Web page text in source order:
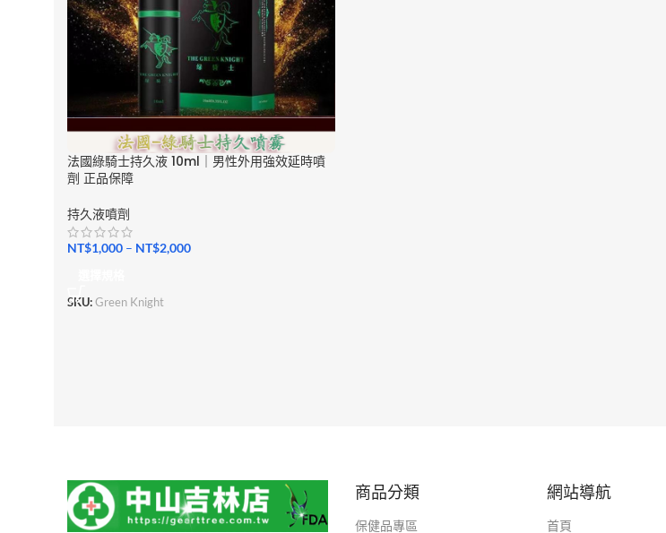
法國綠騎士持久液 10ml｜男性外用強效延時噴
劑 正品保障
持久液噴劑
NT$1,000 – NT$2,000
SKU:Green Knight
商品分類
保健品專區
網站導航
首頁